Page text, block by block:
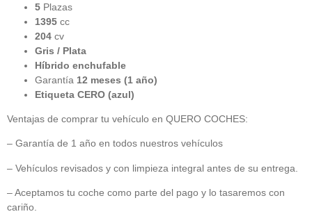
5 Plazas
1395 cc
204 cv
Gris / Plata
Híbrido enchufable
Garantía 12 meses (1 año)
Etiqueta CERO (azul)
Ventajas de comprar tu vehículo en QUERO COCHES:
– Garantía de 1 año en todos nuestros vehículos
– Vehículos revisados y con limpieza integral antes de su entrega.
– Aceptamos tu coche como parte del pago y lo tasaremos con
cariño.